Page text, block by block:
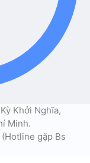
Khởi Nghĩa,
Minh.
gặp Bs